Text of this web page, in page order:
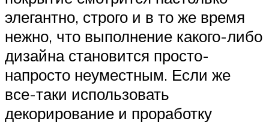
элегантно, строго и в то же время
нежно, что выполнение какого-либо
дизайна становится просто-
напросто неуместным. Если же
все-таки использовать
декорирование и проработку